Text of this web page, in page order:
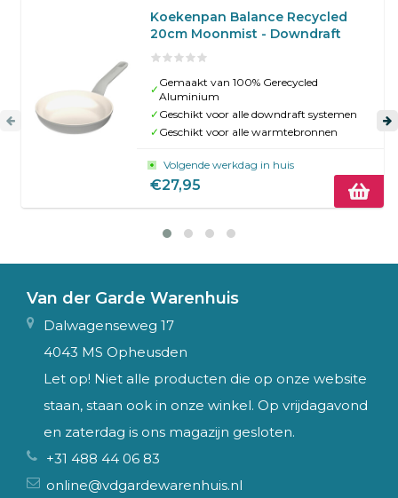
Koekenpan Balance Recycled
20cm Moonmist - Downdraft
✓
Gemaakt van 100% Gerecycled
Aluminium
✓ Geschikt voor alle downdraft systemen
✓ Geschikt voor alle warmtebronnen
Volgende werkdag in huis
€27,95
Van der Garde Warenhuis
Dalwagenseweg 17
4043 MS Opheusden
Let op! Niet alle producten die op onze website
staan, staan ook in onze winkel. Op vrijdagavond
en zaterdag is ons magazijn gesloten.
+31 488 44 06 83
online@vdgardewarenhuis.nl